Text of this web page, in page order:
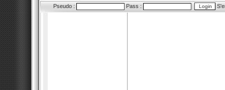
Pseudo : Pass :